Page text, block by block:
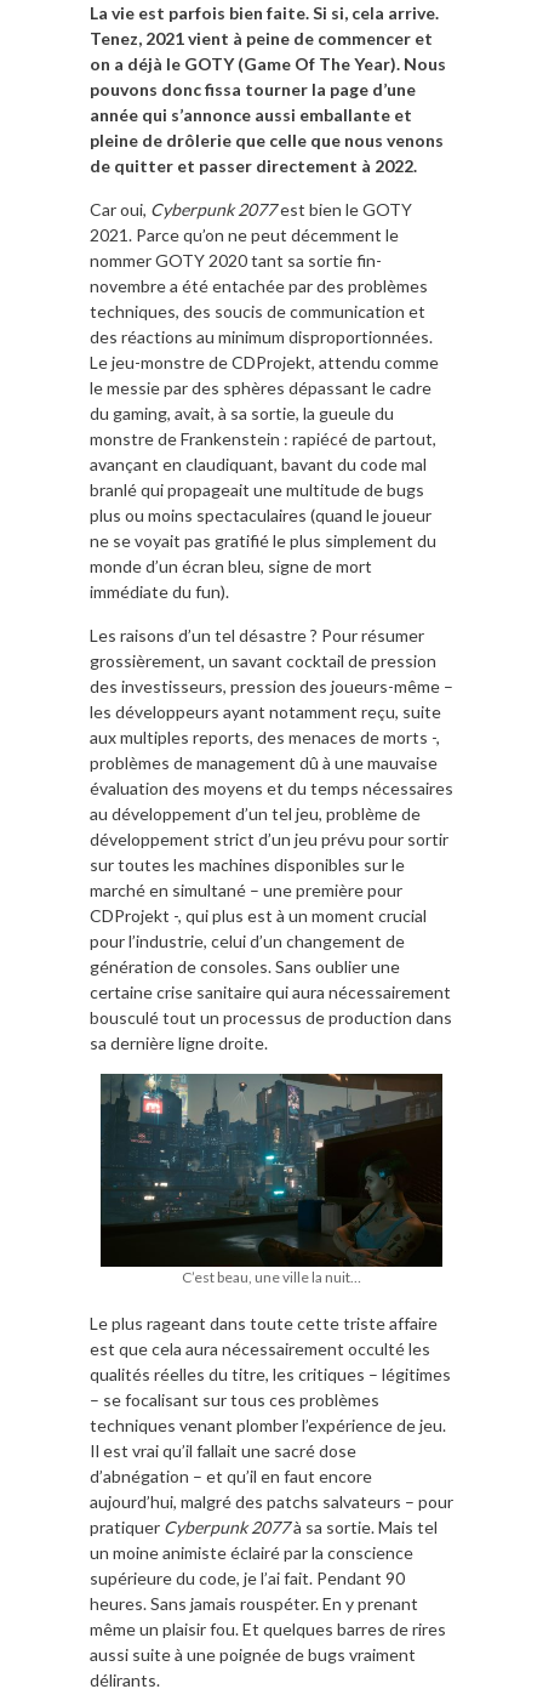
La vie est parfois bien faite. Si si, cela arrive.
Tenez, 2021 vient à peine de commencer et
on a déjà le GOTY (Game Of The Year). Nous
pouvons donc fissa tourner la page d’une
année qui s’annonce aussi emballante et
pleine de drôlerie que celle que nous venons
de quitter et passer directement à 2022.
Car oui, Cyberpunk 2077est bien le GOTY
2021. Parce qu’on ne peut décemment le
nommer GOTY 2020 tant sa sortie fin-
novembre a été entachée par des problèmes
techniques, des soucis de communication et
des réactions au minimum disproportionnées.
Le jeu-monstre de CDProjekt, attendu comme
le messie par des sphères dépassant le cadre
du gaming, avait, à sa sortie, la gueule du
monstre de Frankenstein : rapiécé de partout,
avançant en claudiquant, bavant du code mal
branlé qui propageait une multitude de bugs
plus ou moins spectaculaires (quand le joueur
ne se voyait pas gratifié le plus simplement du
monde d’un écran bleu, signe de mort
immédiate du fun).
Les raisons d’un tel désastre ? Pour résumer
grossièrement, un savant cocktail de pression
des investisseurs, pression des joueurs-même –
les développeurs ayant notamment reçu, suite
aux multiples reports, des menaces de morts -,
problèmes de management dû à une mauvaise
évaluation des moyens et du temps nécessaires
au développement d’un tel jeu, problème de
développement strict d’un jeu prévu pour sortir
sur toutes les machines disponibles sur le
marché en simultané – une première pour
CDProjekt -, qui plus est à un moment crucial
pour l’industrie, celui d’un changement de
génération de consoles. Sans oublier une
certaine crise sanitaire qui aura nécessairement
bousculé tout un processus de production dans
sa dernière ligne droite.
C’est beau, une ville la nuit…
Le plus rageant dans toute cette triste affaire
est que cela aura nécessairement occulté les
qualités réelles du titre, les critiques – légitimes
– se focalisant sur tous ces problèmes
techniques venant plomber l’expérience de jeu.
Il est vrai qu’il fallait une sacré dose
d’abnégation – et qu’il en faut encore
aujourd’hui, malgré des patchs salvateurs – pour
pratiquer Cyberpunk 2077à sa sortie. Mais tel
un moine animiste éclairé par la conscience
supérieure du code, je l’ai fait. Pendant 90
heures. Sans jamais rouspéter. En y prenant
même un plaisir fou. Et quelques barres de rires
aussi suite à une poignée de bugs vraiment
délirants.